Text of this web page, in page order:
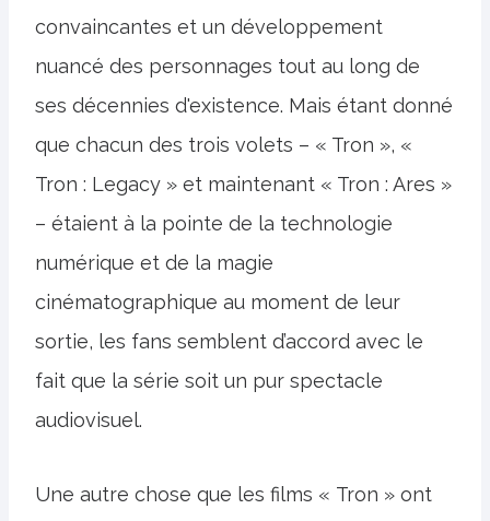
convaincantes et un développement
nuancé des personnages tout au long de
ses décennies d'existence. Mais étant donné
que chacun des trois volets – « Tron », «
Tron : Legacy » et maintenant « Tron : Ares »
– étaient à la pointe de la technologie
numérique et de la magie
cinématographique au moment de leur
sortie, les fans semblent d’accord avec le
fait que la série soit un pur spectacle
audiovisuel.
Une autre chose que les films « Tron » ont